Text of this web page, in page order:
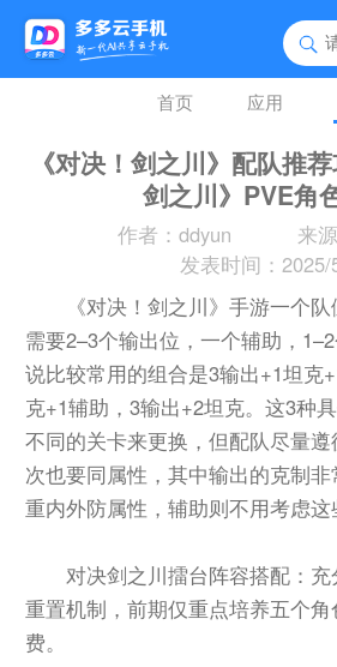
首页 应用
《对决！剑之川》配队推
剑之川》PVE角
作者：ddyun
来
发表时间：2025/
《对决！剑之川》手游一个
需要2–3个输出位，一个辅助，
说比较常用的组合是3输出+1坦克
克+1辅助，3输出+2坦克。这3种
不同的关卡来更换，但配队尽量
次也要同属性，其中输出的克制
重内外防属性，辅助则不用考虑这
对决剑之川擂台阵容搭配：
重置机制，前期仅重点培养五个
费。